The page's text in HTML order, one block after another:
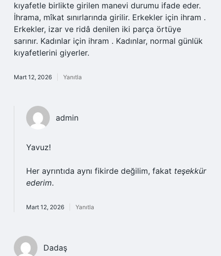
kıyafetle birlikte girilen manevi durumu ifade eder.
İhrama, mîkat sınırlarında girilir. Erkekler için ihram .
Erkekler, izar ve ridâ denilen iki parça örtüye
sarınır. Kadınlar için ihram . Kadınlar, normal günlük
kıyafetlerini giyerler.
Mart 12, 2026 Yanıtla
admin
Yavuz!
Her ayrıntıda aynı fikirde değilim, fakat teşekkür
ederim.
Mart 12, 2026 Yanıtla
Dadaş